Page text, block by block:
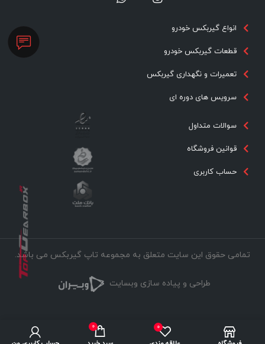
انواع گیربکس خودرو
قطعات گیربکس خودرو
تعمیرات و نگهداری گیربکس
سرویس های دوره ای
سوالات متداول
قوانین فروشگاه
حساب کاربری
تمامی حقوق این سایت متعلق به مجموعه تاپ گیربکس می باشد.
طراحی و پیاده سازی وبسایت
0
0